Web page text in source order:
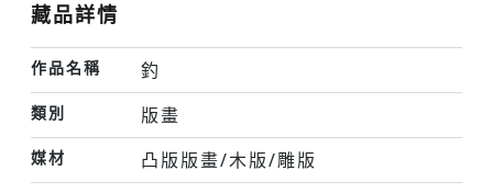
藏品詳情
作品名稱 釣
類別 版畫
媒材 凸版版畫/木版/雕版